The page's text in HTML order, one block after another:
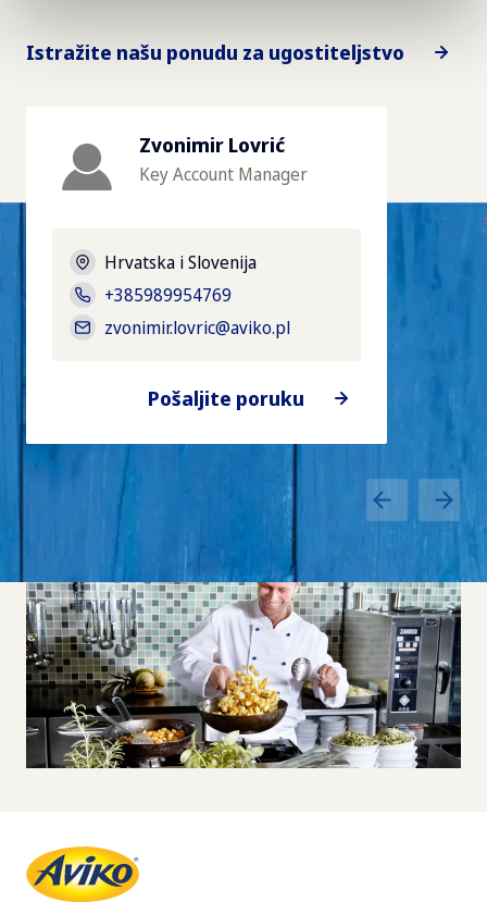
Istražite našu ponudu za ugostiteljstvo
Zvonimir Lovrić
Key Account Manager
Hrvatska i Slovenija
+385989954769
zvonimir.lovric@aviko.pl
Pošaljite poruku